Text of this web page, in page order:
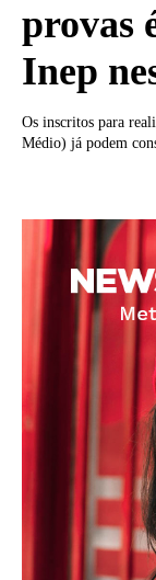
provas
Inep
Os inscritos para
Médio) já podem